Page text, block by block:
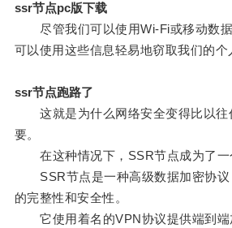
ssr节点pc版下载
尽管我们可以使用Wi-Fi或移动数据
可以使用这些信息轻易地窃取我们的个
ssr节点跑路了
这就是为什么网络安全变得比以往
要。
在这种情况下，SSR节点成为了一
SSR节点是一种高级数据加密协议
的完整性和安全性。
它使用着名的VPN协议提供端到端